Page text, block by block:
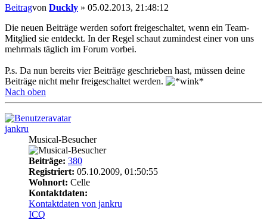
Beitragvon Duckly » 05.02.2013, 21:48:12
Die neuen Beiträge werden sofort freigeschaltet, wenn ein Team-
Mitglied sie entdeckt. In der Regel schaut zumindest einer von uns
mehrmals täglich im Forum vorbei.
P.s. Da nun bereits vier Beiträge geschrieben hast, müssen deine
Beiträge nicht mehr freigeschaltet werden.
Nach oben
jankru
Musical-Besucher
Beiträge: 380
Registriert: 05.10.2009, 01:50:55
Wohnort: Celle
Kontaktdaten:
Kontaktdaten von jankru
ICQ